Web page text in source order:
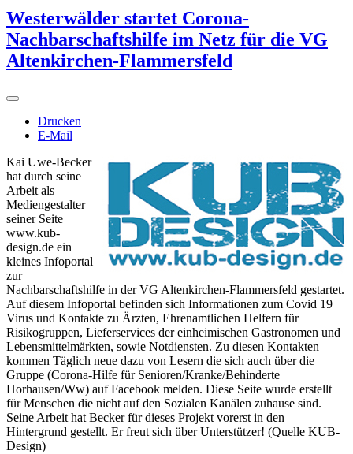
Westerwälder startet Corona-
Nachbarschaftshilfe im Netz für die VG
Altenkirchen-Flammersfeld
Drucken
E-Mail
Kai Uwe-Becker
hat durch seine
Arbeit als
Mediengestalter
seiner Seite
www.kub-
design.de ein
kleines Infoportal
zur
Nachbarschaftshilfe in der VG Altenkirchen-Flammersfeld gestartet.
Auf diesem Infoportal befinden sich Informationen zum Covid 19
Virus und Kontakte zu Ärzten, Ehrenamtlichen Helfern für
Risikogruppen, Lieferservices der einheimischen Gastronomen und
Lebensmittelmärkten, sowie Notdiensten. Zu diesen Kontakten
kommen Täglich neue dazu von Lesern die sich auch über die
Gruppe (Corona-Hilfe für Senioren/Kranke/Behinderte
Horhausen/Ww) auf Facebook melden. Diese Seite wurde erstellt
für Menschen die nicht auf den Sozialen Kanälen zuhause sind.
Seine Arbeit hat Becker für dieses Projekt vorerst in den
Hintergrund gestellt. Er freut sich über Unterstützer! (Quelle KUB-
Design)